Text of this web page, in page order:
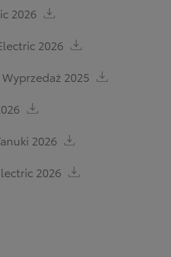
2026
2026
2025
2026
2026